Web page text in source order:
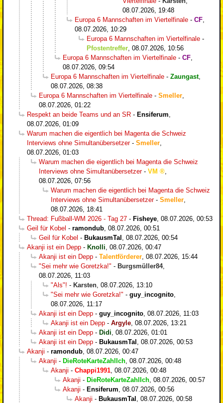
08.07.2026, 19:48
Europa 6 Mannschaften im Viertelfinale - CF
08.07.2026, 10:29
Europa 6 Mannschaften im Viertelfinale -
Pfostentreffer 08.07.2026, 10:56
Europa 6 Mannschaften im Viertelfinale - CF
08.07.2026, 09:54
Europa 6 Mannschaften im Viertelfinale - Zaungast,
08.07.2026, 08:38
Europa 6 Mannschaften im Viertelfinale - Smeller
08.07.2026, 01:22
Respekt an beide Teams und an SR - Ensiferum
08.07.2026, 01:09
Warum machen die eigentlich bei Magenta die Schweiz
Interviews ohne Simultanübersetzer- Smeller
08.07.2026, 01:03
Warum machen die eigentlich bei Magenta die Schweiz
Interviews ohne Simultanübersetzer- VM
08.07.2026, 07:56
Warum machen die eigentlich bei Magenta die Schweiz
Interviews ohne Simultanübersetzer- Smeller
08.07.2026, 18:41
Thread: Fußball-WM 2026 - Tag 27 - Fisheye 08.07.2026, 00:53
Geil für Kobel - ramondub 08.07.2026, 00:51
Geil für Kobel - BukausmTal
08.07.2026, 00:54
Akanji ist ein Depp - Knolli 08.07.2026, 00:47
Akanji ist ein Depp - Talentförderer 08.07.2026, 15:44
"Sei mehr wie Goretzka!" - Burgsmüller84,
08.07.2026, 11:03
"Als"! - Karsten 08.07.2026, 13:10
"Sei mehr wie Goretzka!" - guy_incognito
08.07.2026, 11:17
Akanji ist ein Depp - guy_incognito 08.07.2026, 11:03
Akanji ist ein Depp - Argyle 08.07.2026, 13:21
Akanji ist ein Depp - Didi 08.07.2026, 01:01
Akanji ist ein Depp - BukausmTal
08.07.2026, 00:53
Akanji - ramondub 08.07.2026, 00:47
Akanji - DieRoteKarteZahlIch 08.07.2026, 00:48
Akanji - Chappi1991 08.07.2026, 00:48
Akanji - DieRoteKarteZahlIch 08.07.2026, 00:57
Akanji - Ensiferum 08.07.2026, 00:56
Akanji - BukausmTal
08.07.2026, 00:58